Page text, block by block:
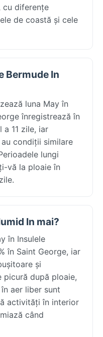
cu diferențe
de coastă și cele
Bermude In
luna May în
înregistrează în
a 11 zile, iar
condiții similare
lungi
vă la ploaie în
In mai?
în Insulele
în Saint George, iar
și
picură după ploaie,
aer liber sunt
activități în interior
când